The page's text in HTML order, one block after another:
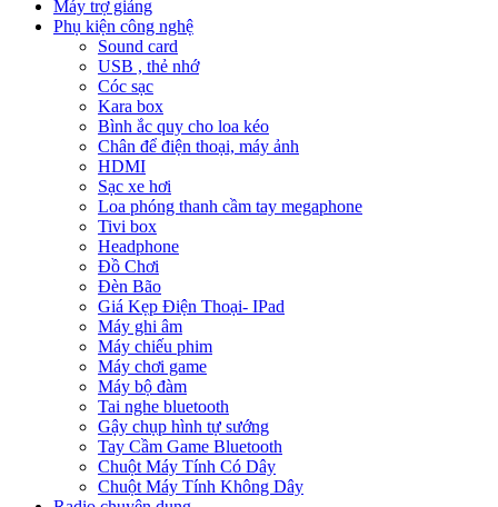
Máy trợ giảng
Phụ kiện công nghệ
Sound card
USB , thẻ nhớ
Cóc sạc
Kara box
Bình ắc quy cho loa kéo
Chân để điện thoại, máy ảnh
HDMI
Sạc xe hơi
Loa phóng thanh cầm tay megaphone
Tivi box
Headphone
Đồ Chơi
Đèn Bão
Giá Kẹp Điện Thoại- IPad
Máy ghi âm
Máy chiếu phim
Máy chơi game
Máy bộ đàm
Tai nghe bluetooth
Gậy chụp hình tự sướng
Tay Cầm Game Bluetooth
Chuột Máy Tính Có Dây
Chuột Máy Tính Không Dây